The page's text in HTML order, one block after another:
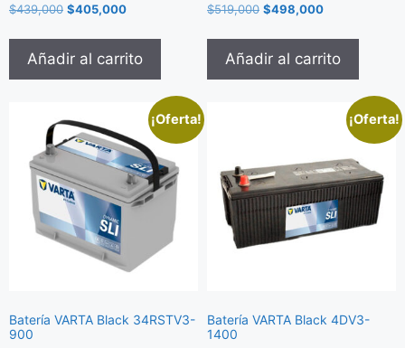
$439,000 $405,000
Añadir al carrito
$519,000 $498,000
Añadir al carrito
¡Oferta!
Batería VARTA Black 34RSTV3-
900
¡Oferta!
Batería VARTA Black 4DV3-
1400